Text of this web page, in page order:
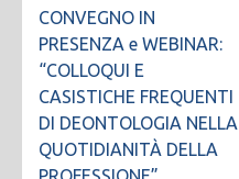
Navigazione
articoli
CONVEGNO IN
PRESENZA e WEBINAR:
“COLLOQUI E
CASISTICHE FREQUENTI
DI DEONTOLOGIA NELLA
QUOTIDIANITÀ DELLA